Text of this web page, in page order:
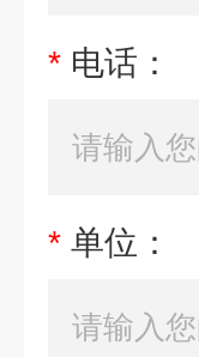
* 电话：
* 单位：